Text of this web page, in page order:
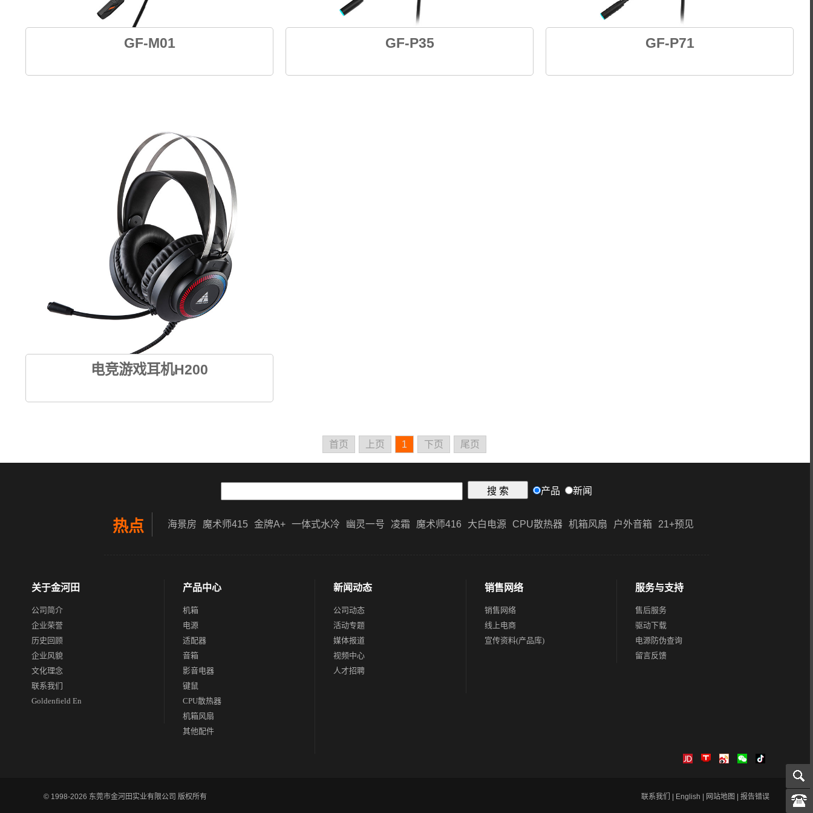
GF-M01 GF-P35 GF-P71
电竞游戏耳机H200
首页 上页 1 下页 尾页
产品 新闻
热点 海景房 魔术师415 金牌A+ 一体式水冷 幽灵一号 凌霜 魔术师416 大白电源 CPU散热器 机箱风扇 户外音箱 21+预见
关于金河田
公司简介
企业荣誉
历史回顾
企业风貌
文化理念
联系我们
Goldenfield En
产品中心
机箱
电源
适配器
音箱
影音电器
键鼠
CPU散热器
机箱风扇
其他配件
新闻动态
公司动态
活动专题
媒体报道
视频中心
人才招聘
销售网络
销售网络
线上电商
宣传资料(产品库)
服务与支持
售后服务
驱动下载
电源防伪查询
留言反馈
© 1998-2026 东莞市金河田实业有限公司 版权所有 联系我们 English 网站地图 报告错误